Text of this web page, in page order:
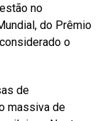
no
do Prêmio
o
de
massiva de